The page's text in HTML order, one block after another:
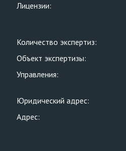
Лицензии:
Количество экспертиз:
Объект экспертизы:
Управления:
Юридический адрес:
Адрес: